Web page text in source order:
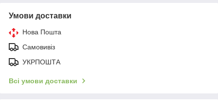
Умови доставки
Нова Пошта
Самовивіз
УКРПОШТА
Всі умови доставки